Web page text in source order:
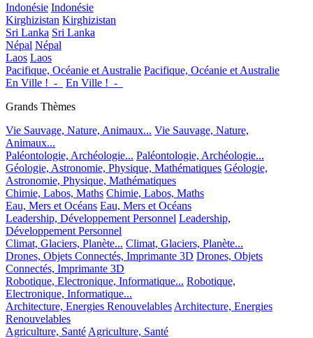
Indonésie Indonésie
Kirghizistan Kirghizistan
Sri Lanka Sri Lanka
Népal Népal
Laos Laos
Pacifique, Océanie et Australie Pacifique, Océanie et Australie
En Ville !_-_
En Ville !_-_
Grands Thèmes
Vie Sauvage, Nature, Animaux... Vie Sauvage, Nature,
Animaux...
Paléontologie, Archéologie... Paléontologie, Archéologie...
Géologie, Astronomie, Physique, Mathématiques Géologie,
Astronomie, Physique, Mathématiques
Chimie, Labos, Maths Chimie, Labos, Maths
Eau, Mers et Océans Eau, Mers et Océans
Leadership, Développement Personnel Leadership,
Développement Personnel
Climat, Glaciers, Planète... Climat, Glaciers, Planète...
Drones, Objets Connectés, Imprimante 3D Drones, Objets
Connectés, Imprimante 3D
Robotique, Electronique, Informatique... Robotique,
Electronique, Informatique...
Architecture, Energies Renouvelables Architecture, Energies
Renouvelables
Agriculture, Santé Agriculture, Santé